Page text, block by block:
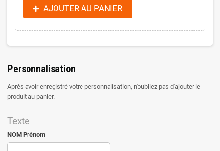
AJOUTER AU PANIER
Personnalisation
Après avoir enregistré votre personnalisation, n'oubliez pas d'ajouter le
produit au panier.
Texte
NOM Prénom